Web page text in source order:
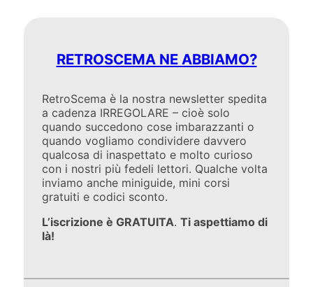
RETROSCEMA NE ABBIAMO?
RetroScema è la nostra newsletter spedita
a cadenza IRREGOLARE – cioè solo
quando succedono cose imbarazzanti o
quando vogliamo condividere davvero
qualcosa di inaspettato e molto curioso
con i nostri più fedeli lettori. Qualche volta
inviamo anche miniguide, mini corsi
gratuiti e codici sconto.
L’iscrizione è GRATUITA.Ti aspettiamo di
là!